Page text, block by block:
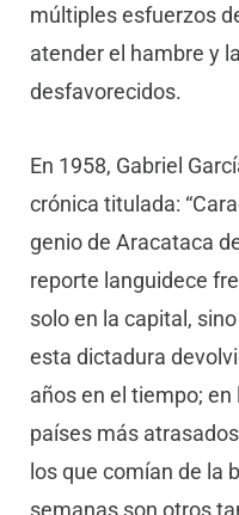
múltiples esfuerzos
atender el hambre y
desfavorecidos.
En 1958, Gabriel
crónica titulada:
genio de Aracataca
reporte languidece
solo en la capital,
esta dictadura
años en el tiempo;
países más
los que comían de la
semanas son otros